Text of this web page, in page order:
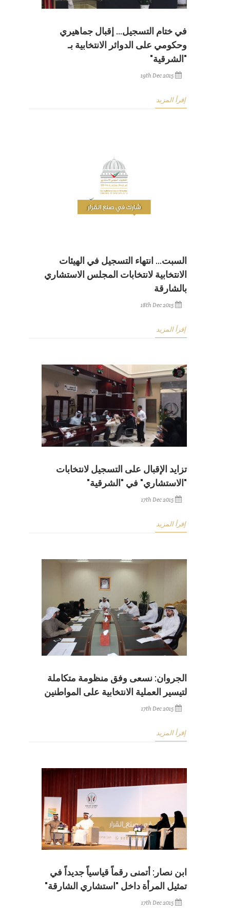
في ختام التسجيل... إقبال جماهيري
وحكومي على الدوائر الانتخابية بـ
"الشرقية"
19th Dec 2015
إقرأ المزيد
السبت... انتهاء التسجيل في الهيئات
الانتخابية لانتخابات المجلس الاستشاري
بالشارقة
18th Dec 2015
إقرأ المزيد
تزايد الإقبال على التسجيل لانتخابات
"الاستشاري" في "الشرقية"
17th Dec 2015
إقرأ المزيد
الجروان: نسعى وفق منظومة متكاملة
لتيسير العملية الانتخابية على المواطنين
17th Dec 2015
إقرأ المزيد
ابن نصار: أتمنى رقماً قياسياً جديداً في
تمثيل المرأة داخل "استشاري الشارقة"
17th Dec 2015